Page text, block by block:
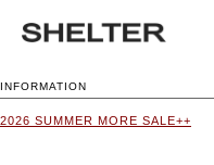
INFORMATION
2026 SUMMER MORE SALE++